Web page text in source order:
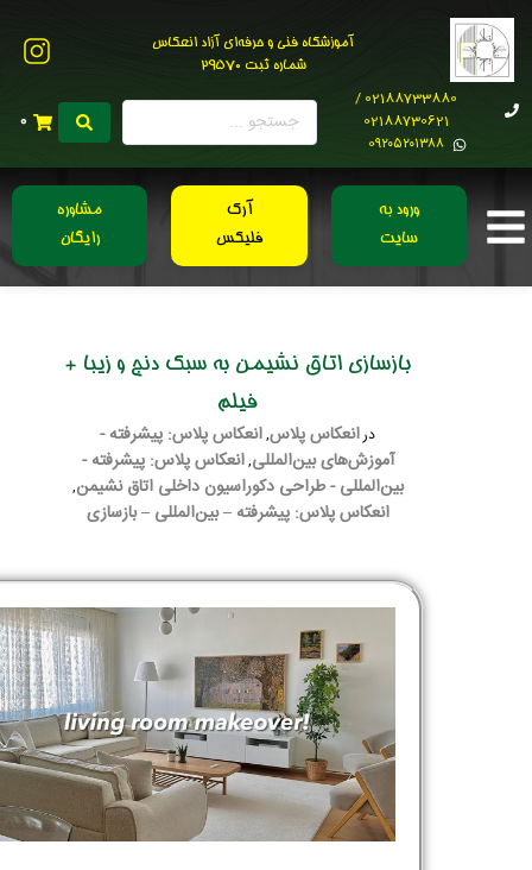
آموزشگاه فنی و حرفه‌ای آزاد انعکاس
شماره ثبت 29570
02188733880 /
02188730621
0۹۲۰۵۲۰۱۳۸۸
0
ورود به
سایت
آرک
فلیکس
مشاوره
رایگان
بازسازی اتاق نشیمن به سبک دنج و زیبا +
فیلم
درانعکاس پلاس,انعکاس پلاس: پیشرفته -
آموزش‌های بین‌المللی,انعکاس پلاس: پیشرفته -
بین‌المللی - طراحی دکوراسیون داخلی اتاق نشیمن,
انعکاس پلاس: پیشرفته – بین‌المللی – بازسازی